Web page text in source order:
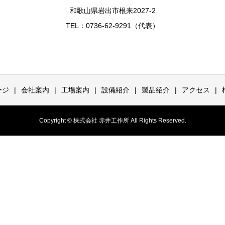
和歌山県岩出市根来2027-2
TEL：0736-62-9291（代表）
ジ 会社案内 工場案内 設備紹介 製品紹介 アクセス
Copyright © 株式会社 赤井工作所 All Rights Reserved.